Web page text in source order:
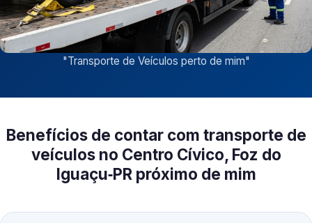
"Transporte de Veículos perto de mim"
Benefícios de contar com transporte de
veículos no Centro Cívico, Foz do
Iguaçu‑PR próximo de mim